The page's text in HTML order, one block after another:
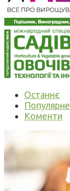
Останнє
Популярне
Коменти